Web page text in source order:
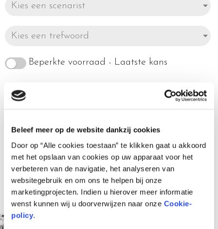
Beleef meer op de website dankzij cookies
Door op “Alle cookies toestaan” te klikken gaat u akkoord
met het opslaan van cookies op uw apparaat voor het
verbeteren van de navigatie, het analyseren van
websitegebruik en om ons te helpen bij onze
marketingprojecten. Indien u hierover meer informatie
wenst kunnen wij u doorverwijzen naar onze Cookie-
policy.
Kies een scenarist
Kies een trefwoord
Beperkte voorraad - Laatste kans